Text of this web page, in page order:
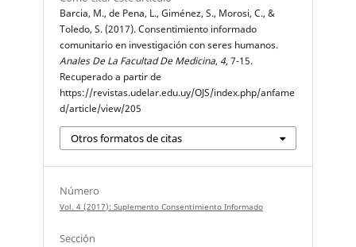
Barcia, M., de Pena, L., Giménez, S., Morosi, C., &
Toledo, S. (2017). Consentimiento informado
comunitario en investigación con seres humanos.
Anales De La Facultad De Medicina, 4, 7-15.
Recuperado a partir de
https://revistas.udelar.edu.uy/OJS/index.php/anfame
d/article/view/205
Otros formatos de citas
Número
Vol. 4 (2017): Suplemento Consentimiento Informado
Sección